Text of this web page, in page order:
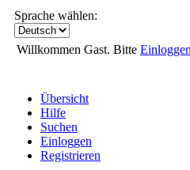
Sprache wählen:
Willkommen Gast. Bitte Einloggen
Übersicht
Hilfe
Suchen
Einloggen
Registrieren